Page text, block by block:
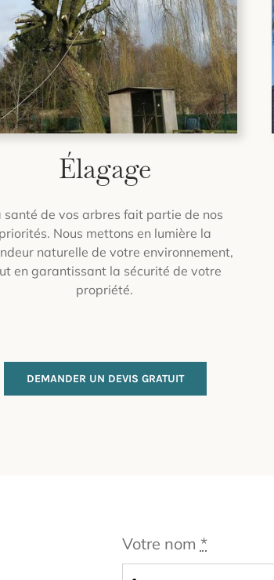
Élagage
santé de vos arbres fait partie de nos
priorités. Nous mettons en lumière la
naturelle de votre environnement,
en garantissant la sécurité de votre
propriété.
DEMANDER UN DEVIS GRATUIT
Votre nom *